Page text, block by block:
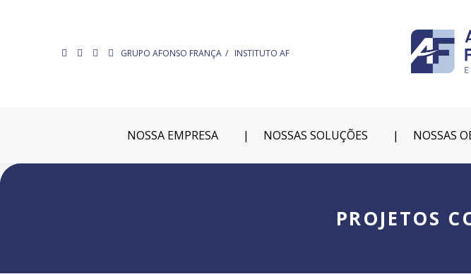
GRUPO AFONSO FRANÇA INSTITUTO AF
NOSSA EMPRESA NOSSAS SOLUÇÕES NOSSAS
PROJETOS